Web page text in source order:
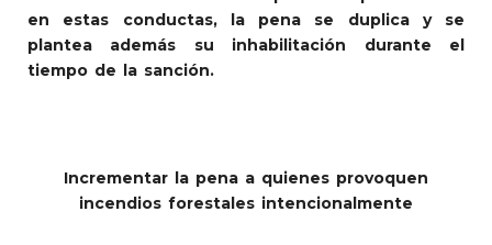
en estas conductas, la pena se duplica y se
plantea además su inhabilitación durante el
tiempo de la sanción.
Incrementar la pena a quienes provoquen
incendios forestales intencionalmente